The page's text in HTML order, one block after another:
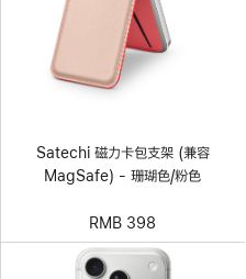
Satechi 磁力卡包支架 (兼容
MagSafe) - 珊瑚色/粉色
RMB 398